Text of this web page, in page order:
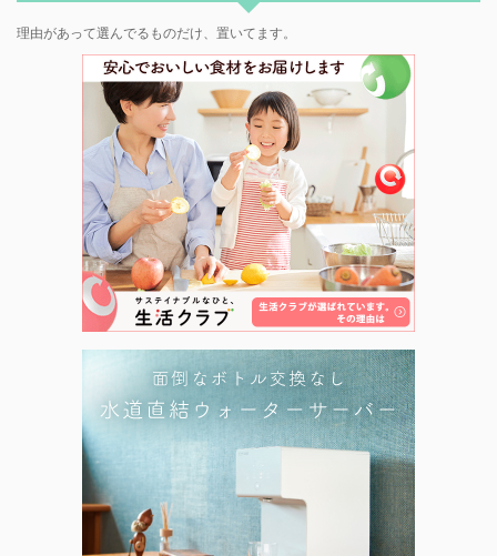
理由があって選んでるものだけ、置いてます。